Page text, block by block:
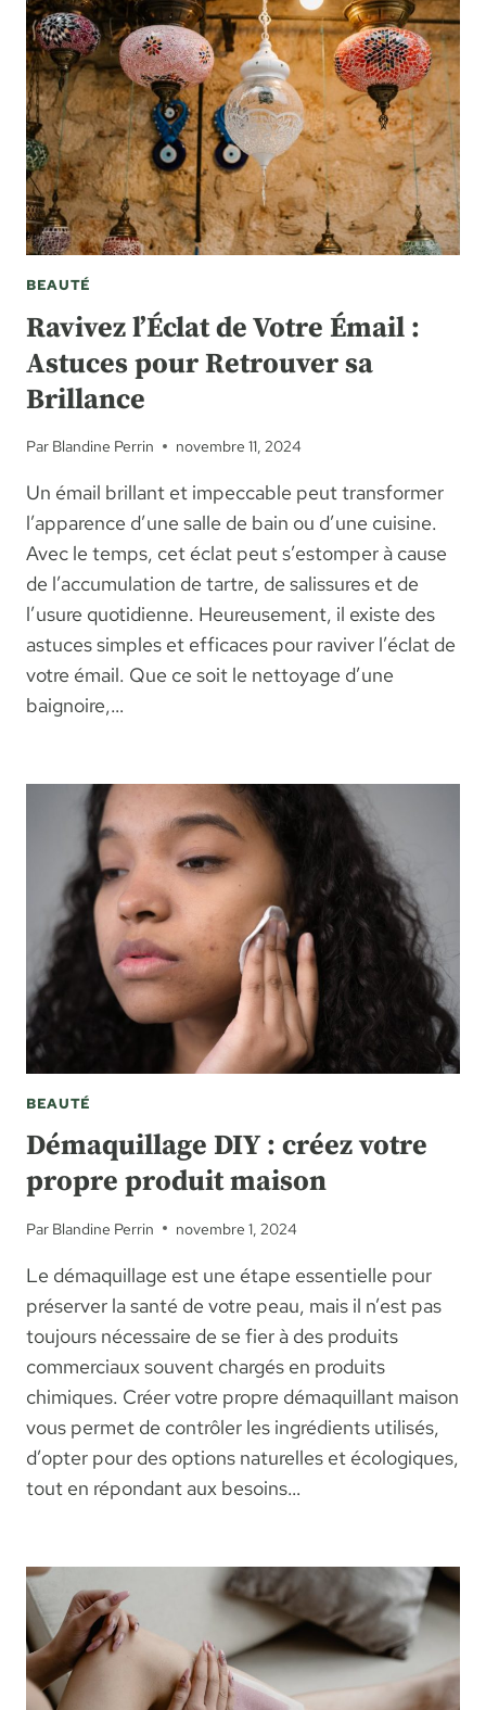
BEAUTÉ
Ravivez l’Éclat de Votre Émail :
Astuces pour Retrouver sa
Brillance
Par Blandine Perrin novembre 11, 2024
Un émail brillant et impeccable peut transformer
l’apparence d’une salle de bain ou d’une cuisine.
Avec le temps, cet éclat peut s’estomper à cause
de l’accumulation de tartre, de salissures et de
l’usure quotidienne. Heureusement, il existe des
astuces simples et efficaces pour raviver l’éclat de
votre émail. Que ce soit le nettoyage d’une
baignoire,…
BEAUTÉ
Démaquillage DIY : créez votre
propre produit maison
Par Blandine Perrin novembre 1, 2024
Le démaquillage est une étape essentielle pour
préserver la santé de votre peau, mais il n’est pas
toujours nécessaire de se fier à des produits
commerciaux souvent chargés en produits
chimiques. Créer votre propre démaquillant maison
vous permet de contrôler les ingrédients utilisés,
d’opter pour des options naturelles et écologiques,
tout en répondant aux besoins…